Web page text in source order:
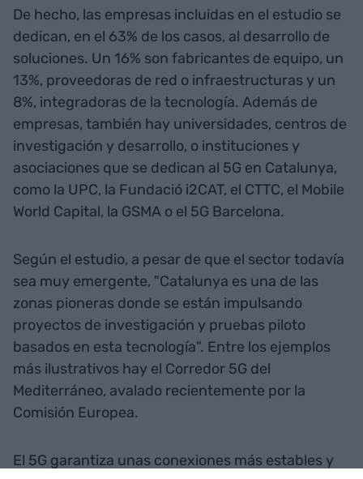
De hecho, las empresas incluidas en el estudio se
dedican, en el 63% de los casos, al desarrollo de
soluciones. Un 16% son fabricantes de equipo, un
13%, proveedoras de red o infraestructuras y un
8%, integradoras de la tecnología. Además de
empresas, también hay universidades, centros de
investigación y desarrollo, o instituciones y
asociaciones que se dedican al 5G en Catalunya,
como la UPC, la Fundació i2CAT, el CTTC, el Mobile
World Capital, la GSMA o el 5G Barcelona.
Según el estudio, a pesar de que el sector todavía
sea muy emergente, "Catalunya es una de las
zonas pioneras donde se están impulsando
proyectos de investigación y pruebas piloto
basados en esta tecnología". Entre los ejemplos
más ilustrativos hay el Corredor 5G del
Mediterráneo, avalado recientemente por la
Comisión Europea.
El 5G garantiza unas conexiones más estables y